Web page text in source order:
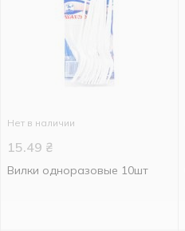
Нет в наличии
15.49 ₴
Вилки одноразовые 10шт